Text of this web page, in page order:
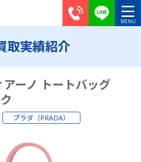
取実績紹介
ーノ トートバッグ
プラダ（PRADA）